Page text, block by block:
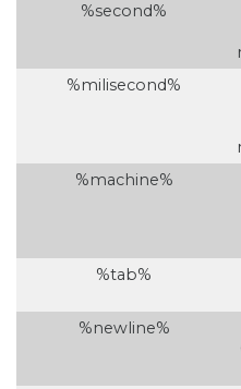
%second%
%milisecond%
%machine%
%tab%
%newline%